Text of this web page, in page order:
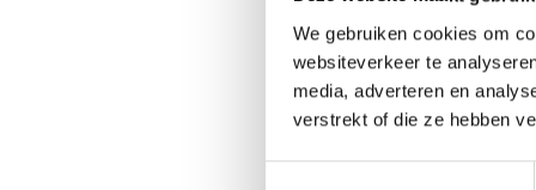
We gebruiken cookies om
websiteverkeer te
media, adverteren en
verstrekt of die ze hebben